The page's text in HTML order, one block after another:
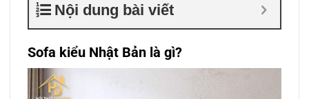
Nội dung bài viết
Sofa kiểu Nhật Bản là gì?